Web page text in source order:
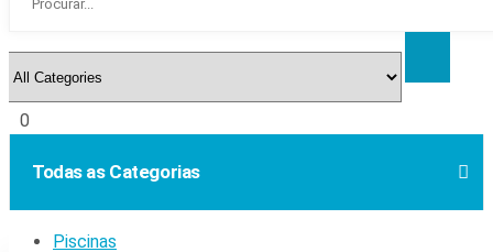
0
Todas as Categorias
Piscinas